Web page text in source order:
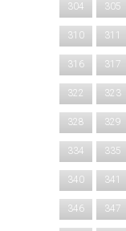
304 305
310 311
316 317
322 323
328 329
334 335
340 341
346 347